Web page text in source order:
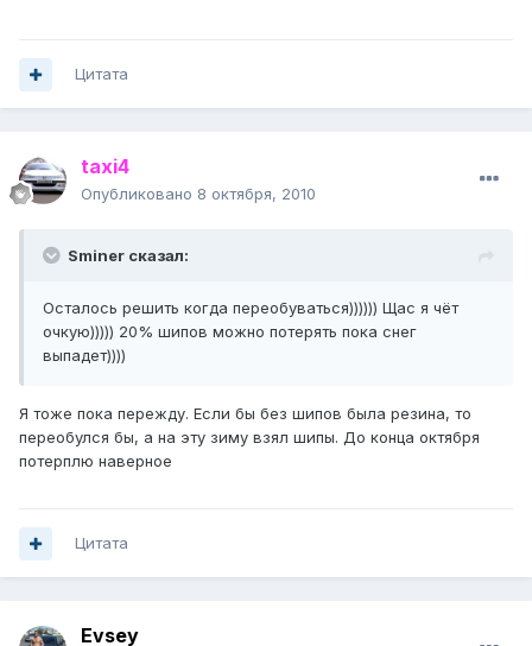
Цитата
taxi4
Опубликовано 8 октября, 2010
Sminer сказал:
Осталось решить когда переобуваться)))))) Щас я чёт
очкую))))) 20% шипов можно потерять пока снег
выпадет))))
Я тоже пока пережду. Если бы без шипов была резина, то
переобулся бы, а на эту зиму взял шипы. До конца октября
потерплю наверное
Цитата
Evsey